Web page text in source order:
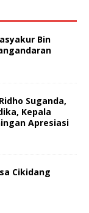
Bin
Suganda,
Kepala
Apresiasi
Cikidang